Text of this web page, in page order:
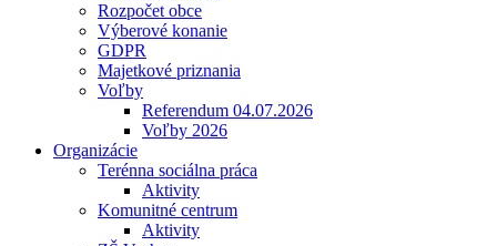
Rozpočet obce
Výberové konanie
GDPR
Majetkové priznania
Voľby
Referendum 04.07.2026
Voľby 2026
Organizácie
Terénna sociálna práca
Aktivity
Komunitné centrum
Aktivity